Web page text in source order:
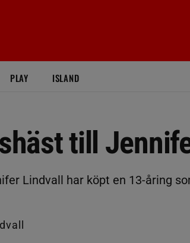
PLAY ISLAND
till
Lindvall har köpt en 13-åring